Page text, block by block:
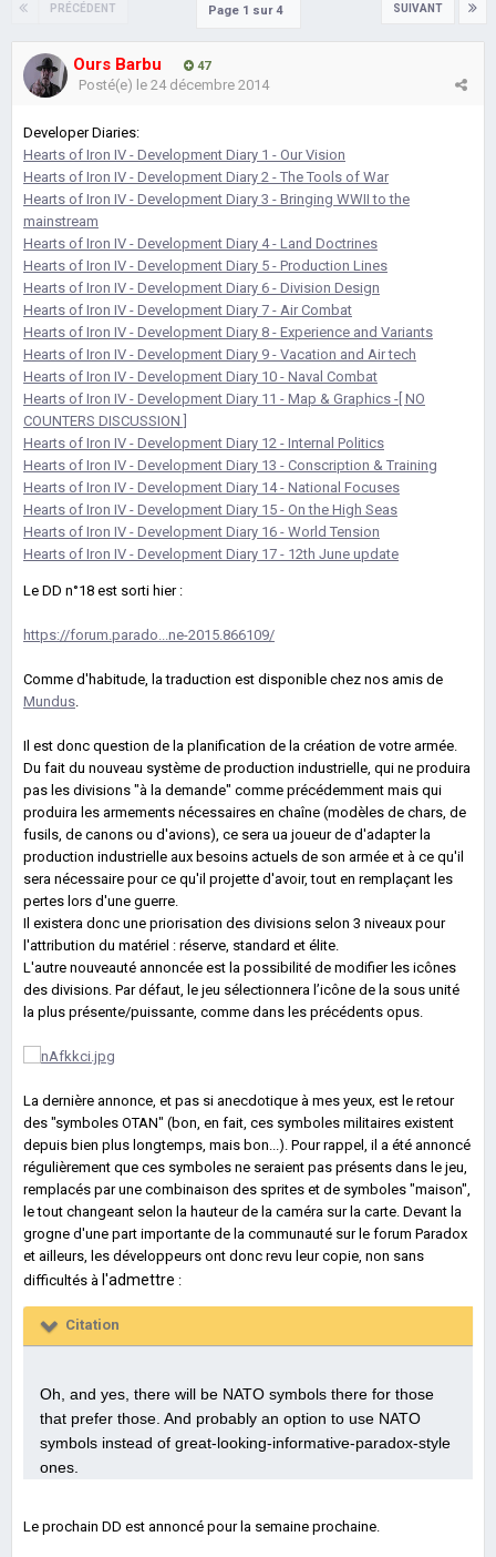
PRÉCÉDENT SUIVANT
Page 1 sur 4
Ours Barbu 47
Posté(e) le 24 décembre 2014
Developer Diaries:
Hearts of Iron IV - Development Diary 1 - Our Vision
Hearts of Iron IV - Development Diary 2 - The Tools of War
Hearts of Iron IV - Development Diary 3 - Bringing WWII to the
mainstream
Hearts of Iron IV - Development Diary 4 - Land Doctrines
Hearts of Iron IV - Development Diary 5 - Production Lines
Hearts of Iron IV - Development Diary 6 - Division Design
Hearts of Iron IV - Development Diary 7 - Air Combat
Hearts of Iron IV - Development Diary 8 - Experience and Variants
Hearts of Iron IV - Development Diary 9 - Vacation and Air tech
Hearts of Iron IV - Development Diary 10 - Naval Combat
Hearts of Iron IV - Development Diary 11 - Map & Graphics -[ NO
COUNTERS DISCUSSION ]
Hearts of Iron IV - Development Diary 12 - Internal Politics
Hearts of Iron IV - Development Diary 13 - Conscription & Training
Hearts of Iron IV - Development Diary 14 - National Focuses
Hearts of Iron IV - Development Diary 15 - On the High Seas
Hearts of Iron IV - Development Diary 16 - World Tension
Hearts of Iron IV - Development Diary 17 - 12th June update
Le DD n°18 est sorti hier :
https://forum.parado...ne-2015.866109/
Comme d'habitude, la traduction est disponible chez nos amis de
Mundus
Il est donc question de la planification de la création de votre armée.
Du fait du nouveau système de production industrielle, qui ne produira
pas les divisions "à la demande" comme précédemment mais qui
produira les armements nécessaires en chaîne (modèles de chars, de
fusils, de canons ou d'avions), ce sera ua joueur de d'adapter la
production industrielle aux besoins actuels de son armée et à ce qu'il
sera nécessaire pour ce qu'il projette d'avoir, tout en remplaçant les
pertes lors d'une guerre.
Il existera donc une priorisation des divisions selon 3 niveaux pour
l'attribution du matériel : réserve, standard et élite.
L'autre nouveauté annoncée est la possibilité de modifier les icônes
des divisions. Par défaut, le jeu sélectionnera l’icône de la sous unité
la plus présente/puissante, comme dans les précédents opus.
La dernière annonce, et pas si anecdotique à mes yeux, est le retour
des "symboles OTAN" (bon, en fait, ces symboles militaires existent
depuis bien plus longtemps, mais bon...). Pour rappel, il a été annoncé
régulièrement que ces symboles ne seraient pas présents dans le jeu,
remplacés par une combinaison des sprites et de symboles "maison",
le tout changeant selon la hauteur de la caméra sur la carte. Devant la
grogne d'une part importante de la communauté sur le forum Paradox
et ailleurs, les développeurs ont donc revu leur copie, non sans
difficultés à l'admettre :
Citation
Oh, and yes, there will be NATO symbols there for those
that prefer those. And probably an option to use NATO
symbols instead of great-looking-informative-paradox-style
ones.
Le prochain DD est annoncé pour la semaine prochaine.